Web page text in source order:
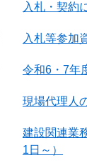
入札・契約
入札等参加
令和6・7年
現場代理人
建設関連業
1日～）